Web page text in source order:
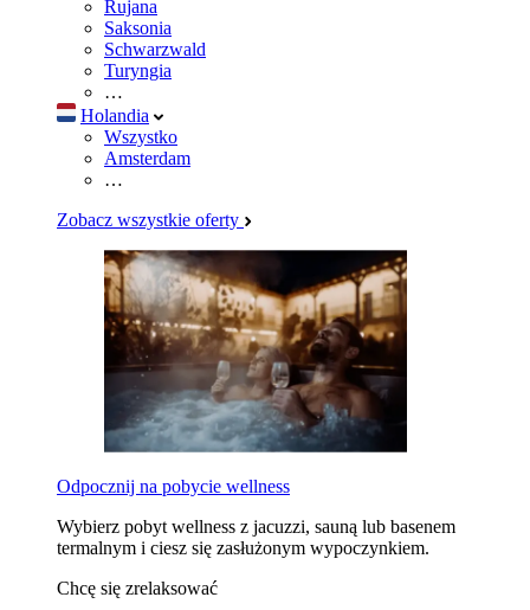
Rujana
Saksonia
Schwarzwald
Turyngia
…
Holandia
Wszystko
Amsterdam
…
Zobacz wszystkie oferty
Odpocznij na pobycie wellness
Wybierz pobyt wellness z jacuzzi, sauną lub basenem
termalnym i ciesz się zasłużonym wypoczynkiem.
Chcę się zrelaksować